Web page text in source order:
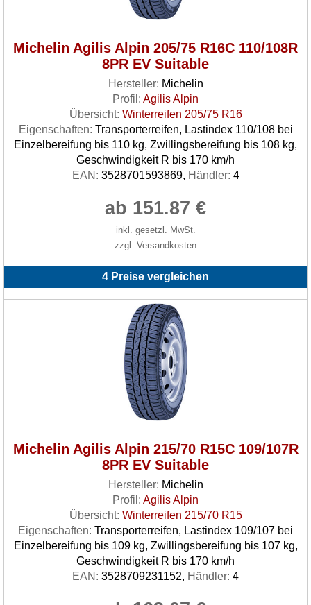
Michelin Agilis Alpin 205/75 R16C 110/108R
8PR EV Suitable
Hersteller: Michelin
Profil: Agilis Alpin
Übersicht: Winterreifen 205/75 R16
Eigenschaften: Transporterreifen, Lastindex 110/108 bei
Einzelbereifung bis 110 kg, Zwillingsbereifung bis 108 kg,
Geschwindigkeit R bis 170 km/h
EAN: 3528701593869, Händler: 4
ab 151.87 €
inkl. gesetzl. MwSt.
zzgl. Versandkosten
4 Preise vergleichen
Michelin Agilis Alpin 215/70 R15C 109/107R
8PR EV Suitable
Hersteller: Michelin
Profil: Agilis Alpin
Übersicht: Winterreifen 215/70 R15
Eigenschaften: Transporterreifen, Lastindex 109/107 bei
Einzelbereifung bis 109 kg, Zwillingsbereifung bis 107 kg,
Geschwindigkeit R bis 170 km/h
EAN: 3528709231152, Händler: 4